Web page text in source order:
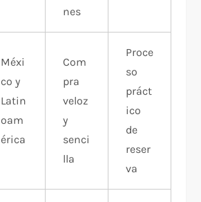
nes
Méxi
co y
Latin
oam
érica
Com
pra
veloz
y
senci
lla
Proce
so
práct
ico
de
reser
va